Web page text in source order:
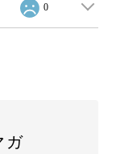
0
ガ